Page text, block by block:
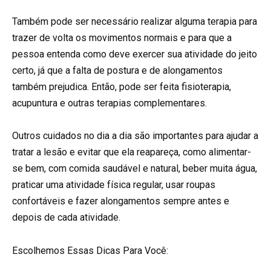
Também pode ser necessário realizar alguma terapia para
trazer de volta os movimentos normais e para que a
pessoa entenda como deve exercer sua atividade do jeito
certo, já que a falta de postura e de alongamentos
também prejudica. Então, pode ser feita fisioterapia,
acupuntura e outras terapias complementares.
Outros cuidados no dia a dia são importantes para ajudar a
tratar a lesão e evitar que ela reapareça, como alimentar-
se bem, com comida saudável e natural, beber muita água,
praticar uma atividade física regular, usar roupas
confortáveis e fazer alongamentos sempre antes e
depois de cada atividade.
Escolhemos Essas Dicas Para Você: